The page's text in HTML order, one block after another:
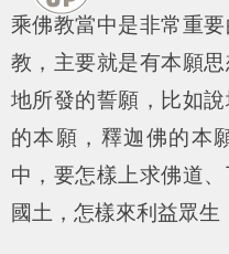
乘佛教當中是非常重
教，主要就是有本願
地所發的誓願，比如
的本願，釋迦佛的本
中，要怎樣上求佛道
國土，怎樣來利益眾生